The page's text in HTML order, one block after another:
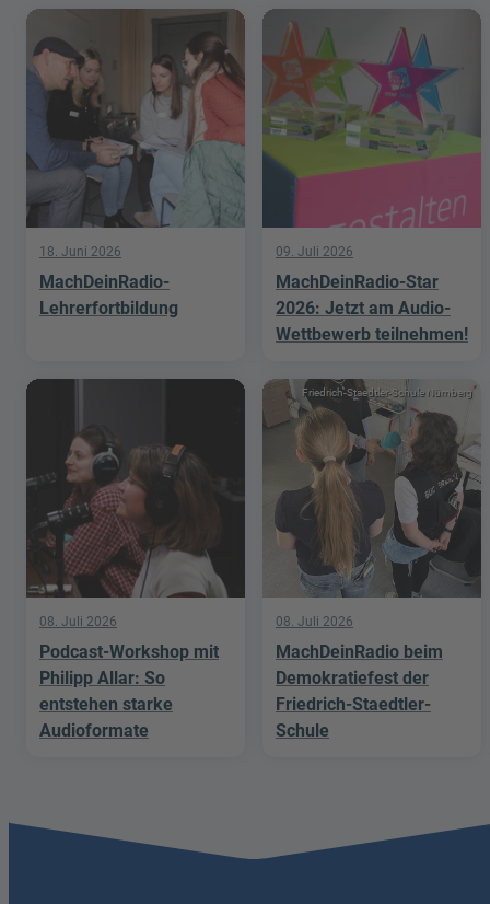
18. Juni 2026
MachDeinRadio-
Lehrerfortbildung
09. Juli 2026
MachDeinRadio-Star
2026: Jetzt am Audio-
Wettbewerb teilnehmen!
08. Juli 2026
Podcast-Workshop mit
Philipp Allar: So
entstehen starke
Audioformate
Friedrich-Staedtler-Schule Nürnberg
08. Juli 2026
MachDeinRadio beim
Demokratiefest der
Friedrich-Staedtler-
Schule